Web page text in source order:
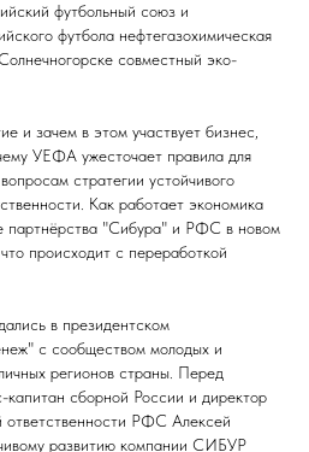
футбольный союз и
футбола нефтегазохимическая
совместный эко-
и зачем в этом участвует бизнес,
УЕФА ужесточает правила для
стратегии устойчивого
Как работает экономика
партнёрства "Сибура" и РФС в новом
происходит с переработкой
в президентском
с сообществом молодых и
регионов страны. Перед
капитан сборной России и директор
ответственности РФС Алексей
развитию компании СИБУР